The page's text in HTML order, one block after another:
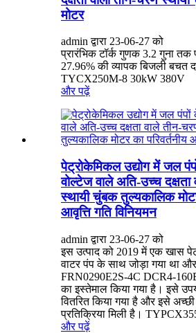
मोटर
admin द्वारा 23-06-27 को
प्रारंभिक टॉर्क गुणक 3.2 गुना तक
27.96% की व्यापक बिजली बचत
TYCX250M-8 30kW 380V
और पढ़ें
पेट्रोकेमिकल उद्योग में जल
वोल्टेज वाले अति-उच्च
स्थायी चुंबक तुल्यकालिक
आवृत्ति गति विनियमन
admin द्वारा 23-06-27 को
इस उत्पाद को 2019 में एक खास
वाटर पंप के साथ जोड़ा गया था
FRN0290E2S-4C DCR4-160B
का इस्तेमाल किया गया है। इसे
वितरित किया गया है और इसे
प्रतिक्रिया मिली है।
और पढ़ें